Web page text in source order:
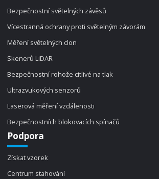
Bezpečnostní světelných závěsů
Vícestranná ochrany proti světelným závorám
Měření světelných clon
Skenerů LiDAR
Bezpečnostní rohože citlivé na tlak
Ultrazvukových senzorů
Laserová měření vzdálenosti
Bezpečnostních blokovacích spínačů
Podpora
Získat vzorek
Centrum stahování